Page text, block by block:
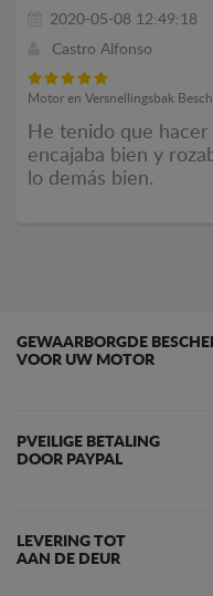
2020-05-08 12:49:18
Castro Alfonso
Motor en Versnellingsbak
He tenido que
encajaba bien y
lo demás bien.
GEWAARBORGDE
VOOR UW MOTOR
PVEILIGE BETALING
DOOR PAYPAL
LEVERING TOT
AAN DE DEUR